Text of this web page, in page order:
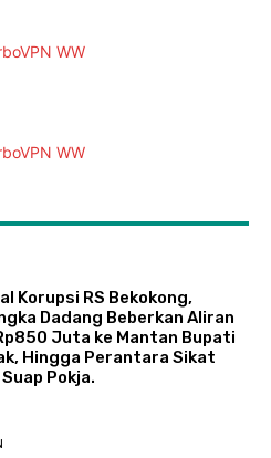
Korupsi RS Bekokong,
Dadang Beberkan Aliran
Juta ke Mantan Bupati
Hingga Perantara Sikat
Pokja.